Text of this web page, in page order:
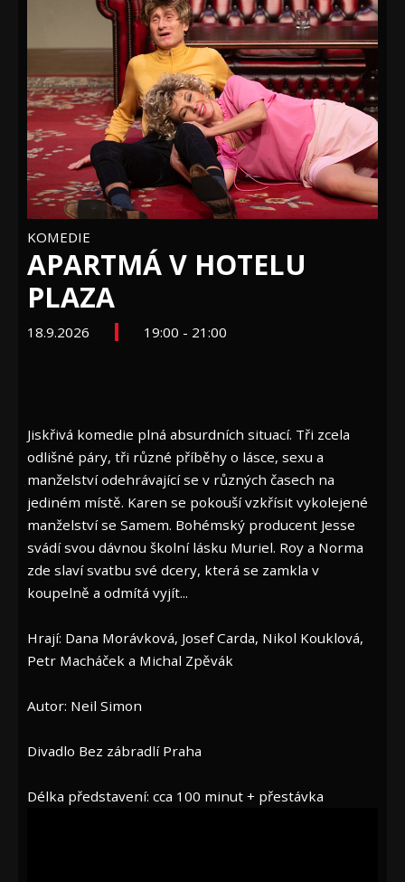
KOMEDIE
APARTMÁ V HOTELU
PLAZA
18.9.2026 19:00 - 21:00
Jiskřivá komedie plná absurdních situací. Tři zcela
odlišné páry, tři různé příběhy o lásce, sexu a
manželství odehrávající se v různých časech na
jediném místě. Karen se pokouší vzkřísit vykolejené
manželství se Samem. Bohémský producent Jesse
svádí svou dávnou školní lásku Muriel. Roy a Norma
zde slaví svatbu své dcery, která se zamkla v
koupelně a odmítá vyjít...
Hrají: Dana Morávková, Josef Carda, Nikol Kouklová,
Petr Macháček a Michal Zpěvák
Autor: Neil Simon
Divadlo Bez zábradlí Praha
Délka představení: cca 100 minut + přestávka